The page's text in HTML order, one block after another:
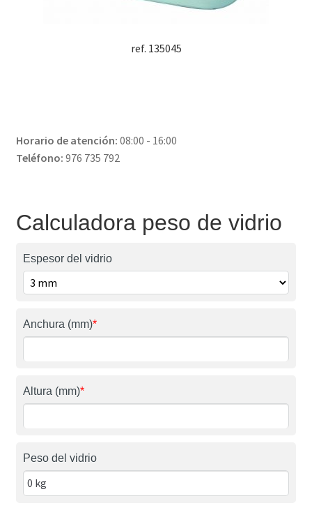
ref. 135045
Horario de atención: 08:00 - 16:00
Teléfono: 976 735 792
Calculadora peso de vidrio
Espesor del vidrio
Anchura (mm)*
Altura (mm)*
Peso del vidrio